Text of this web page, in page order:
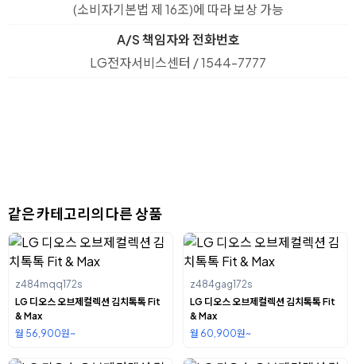
(소비자기본법 제 16조)에 따라 보상 가능
A/S 책임자와 전화번호
LG전자서비스센터 / 1544-7777
같은 카테고리의 다른 상품
z484mqq172s
LG 디오스 오브제컬렉션 김치톡톡 Fit
& Max
월 56,900원~
z484gag172s
LG 디오스 오브제컬렉션 김치톡톡 Fit
& Max
월 60,900원~